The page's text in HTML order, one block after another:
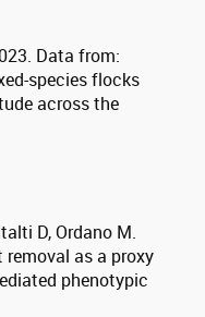
Data from:
species flocks
across the
D, Ordano M.
as a proxy
phenotypic